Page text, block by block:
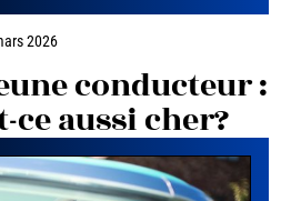
2026
conducteur :
aussi cher?